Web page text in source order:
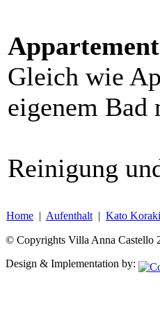
Gleich wie
eigenem Bad
Reinigung
Home | Aufenthalt | Kato
© Copyrights Villa Anna Castello
Design & Implementation by: